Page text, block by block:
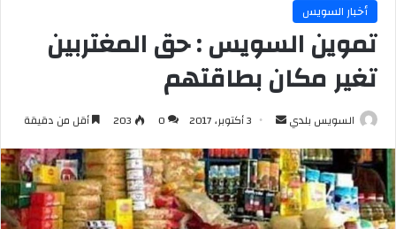
أخبار السويس
تموين السويس : حق المغتربين
تغير مكان بطاقتهم
السويس بلدي
أرسل
إلكترونيا
3 أكتوبر، 2017 0
203 أقل من دقيقة